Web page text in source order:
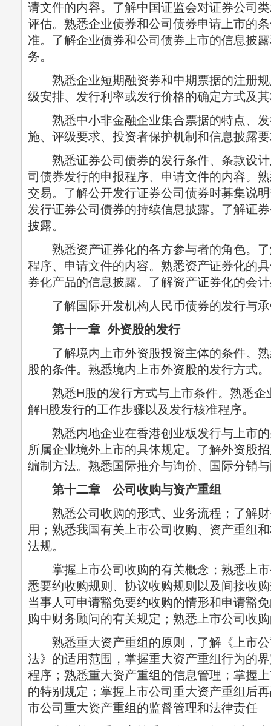
请文件的内容。了解中国证监会对证券公司
评估。熟悉企业债券和公司债券申请上市的
准。了解企业债券和公司债券上市的信息披
务。
熟悉企业短期融资券和中期票据的注册规
级安排、发行利率或发行价格的确定方式及
熟悉中小非金融企业集合票据的特点、发
施、评级要求、投资者保护机制和信息披露
熟悉证券公司债券的发行条件、条款设计
司债券发行的申报程序、申请文件的内容。
交易。了解公开发行证券公司债券时募集说
发行证券公司债券的持续信息披露。了解证
披露。
熟悉资产证券化的各方参与者的角色。了
程序、申请文件的内容。熟悉资产证券化的
券化产品的信息披露。了解资产证券化的会
了解国际开发机构人民币债券的发行与承
第十一章 外资股的发行
了解境内上市外资股投资主体的条件。熟
股的条件。熟悉境内上市外资股的发行方式。
熟悉H股的发行方式与上市条件。熟悉企
解H股发行的工作步骤以及发行核准程序。
熟悉内地企业在香港创业板发行与上市的
所属企业境外上市的具体规定。了解外资股
编制方法。熟悉国际推介与询价、国际分销
第十二章 公司收购与资产重组
熟悉公司收购的形式、业务流程；了解财
用；熟悉我国有关上市公司收购、资产重组
法规。
掌握上市公司收购的有关概念；熟悉上市
悉要约收购规则、协议收购规则以及间接收
当事人可申请豁免要约收购的情形和申请豁
购中财务顾问的有关规定；熟悉上市公司收
熟悉重大资产重组的原则，了解《上市公
法》的适用范围，掌握重大资产重组行为的
程序；熟悉重大资产重组的信息管理；掌握
的特别规定；掌握上市公司重大资产重组后
市公司重大资产重组的监督管理和法律责任